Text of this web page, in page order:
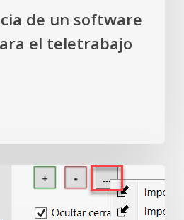
de un software
el teletrabajo